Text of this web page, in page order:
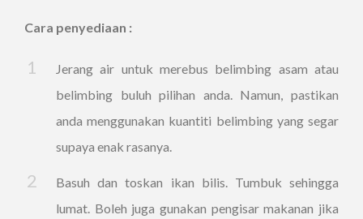
Cara penyediaan :
Jerang air untuk merebus belimbing asam atau
belimbing buluh pilihan anda. Namun, pastikan
anda menggunakan kuantiti belimbing yang segar
supaya enak rasanya.
Basuh dan toskan ikan bilis. Tumbuk sehingga
lumat. Boleh juga gunakan pengisar makanan jika